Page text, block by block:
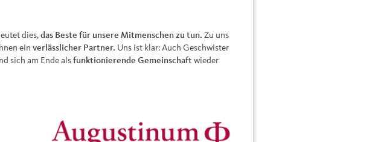
dies,das Beste für unsere Mitmenschen zu tun. Zu uns
ein verlässlicher Partner. Uns ist klar: Auch Geschwister
sich am Ende alsfunktionierende Gemeinschaft wieder